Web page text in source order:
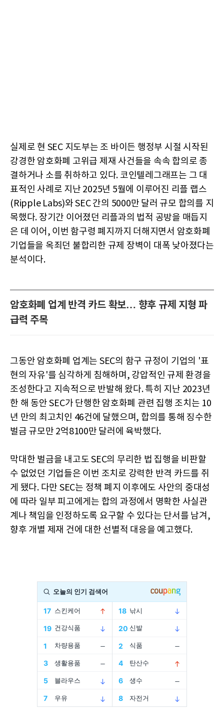
실제로 현 SEC 지도부는 조 바이든 행정부 시절 시작된
강경한 암호화폐 고위급 제재 사건들을 속속 합의로 종
결하거나 소를 취하하고 있다. 코인텔레그래프는 그 대
표적인 사례로 지난 2025년 5월에 이루어진 리플 랩스
(Ripple Labs)와 SEC 간의 5000만 달러 규모 합의를 지
목했다. 장기간 이어졌던 리플과의 법적 공방을 매듭지
은 데 이어, 이번 함구령 폐지까지 더해지면서 암호화폐
기업들을 옥죄던 불합리한 규제 장벽이 대폭 낮아졌다는
분석이다.
암호화폐 업계 반격 카드 확보… 향후 규제 지형 파
급력 주목
그동안 암호화폐 업계는 SEC의 함구 규정이 기업의 '표
현의 자유'를 심각하게 침해하며, 강압적인 규제 환경을
조성한다고 지속적으로 반발해 왔다. 특히 지난 2023년
한 해 동안 SEC가 단행한 암호화폐 관련 집행 조치는 10
년 만의 최고치인 46건에 달했으며, 합의를 통해 징수한
벌금 규모만 2억8100만 달러에 육박했다.
막대한 벌금을 내고도 SEC의 무리한 법 집행을 비판할
수 없었던 기업들은 이번 조치로 강력한 반격 카드를 쥐
게 됐다. 다만 SEC는 정책 폐지 이후에도 사안의 중대성
에 따라 일부 피고에게는 합의 과정에서 명확한 사실관
계나 책임을 인정하도록 요구할 수 있다는 단서를 남겨,
향후 개별 제재 건에 대한 선별적 대응을 예고했다.